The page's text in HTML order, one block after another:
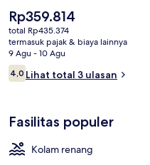
Harga
saat
ini
Rp359.814
Rp359.814
total Rp435.374
termasuk pajak & biaya lainnya
9 Agu - 10 Agu
Ulasan
4,04,0 dari 10
Lihat total 3 ulasan
Fasilitas populer
Kolam renang